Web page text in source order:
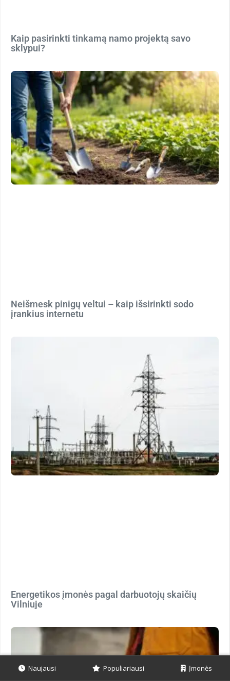
Kaip pasirinkti tinkamą namo projektą savo
sklypui?
Neišmesk pinigų veltui – kaip išsirinkti sodo
įrankius internetu
Energetikos įmonės pagal darbuotojų skaičių
Vilniuje
Naujausi Populiariausi Įmonės